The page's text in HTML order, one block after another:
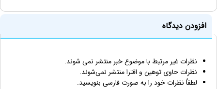
افزودن دیدگاه
نظرات غیر مرتبط با موضوع خبر منتشر نمی شوند.
نظرات حاوی توهین و افترا منتشر نمی‌شوند.
لطفاً نظرات خود را به صورت فارسی بنویسید.